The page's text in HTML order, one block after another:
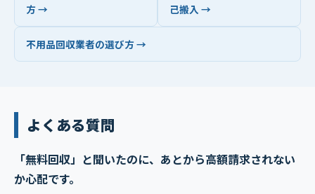
方 →
己搬入 →
不用品回収業者の選び方 →
よくある質問
「無料回収」と聞いたのに、あとから高額請求されない
か心配です。